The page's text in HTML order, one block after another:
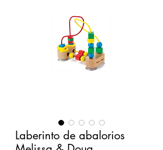
Laberinto de abalorios